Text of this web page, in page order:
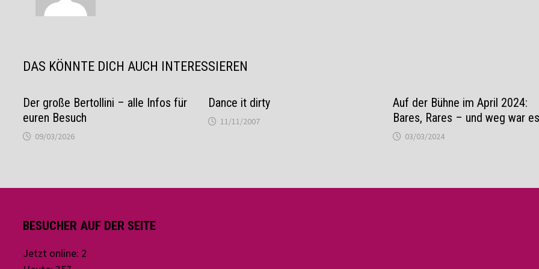
DAS KÖNNTE DICH AUCH INTERESSIEREN
Der große Bertollini – alle Infos für
euren Besuch
09/03/2026
Dance it dirty
11/11/2007
Auf der Bühne im April 2024:
Bares, Rares – und weg war
03/03/2024
BESUCHER AUF DER SEITE
Jetzt online: 2